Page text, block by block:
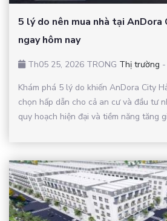
5 lý do nên mua nhà tại AnDora
ngay hôm nay
Th05 25, 2026 TRONG Thị trường -
Khám phá 5 lý do khiến AnDora City
chọn hấp dẫn cho cả an cư và đầu tư
quy hoạch hiện đại và tiềm năng tăng